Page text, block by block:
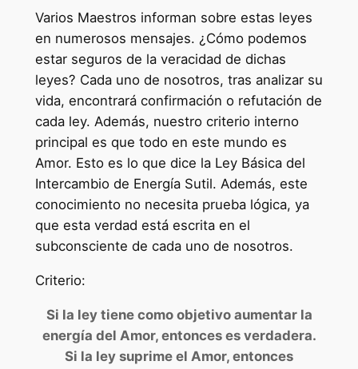
Varios Maestros informan sobre estas leyes
en numerosos mensajes. ¿Cómo podemos
estar seguros de la veracidad de dichas
leyes? Cada uno de nosotros, tras analizar su
vida, encontrará confirmación o refutación de
cada ley. Además, nuestro criterio interno
principal es que todo en este mundo es
Amor. Esto es lo que dice la Ley Básica del
Intercambio de Energía Sutil. Además, este
conocimiento no necesita prueba lógica, ya
que esta verdad está escrita en el
subconsciente de cada uno de nosotros.
Criterio:
Si la ley tiene como objetivo aumentar la
energía del Amor, entonces es verdadera.
Si la ley suprime el Amor, entonces